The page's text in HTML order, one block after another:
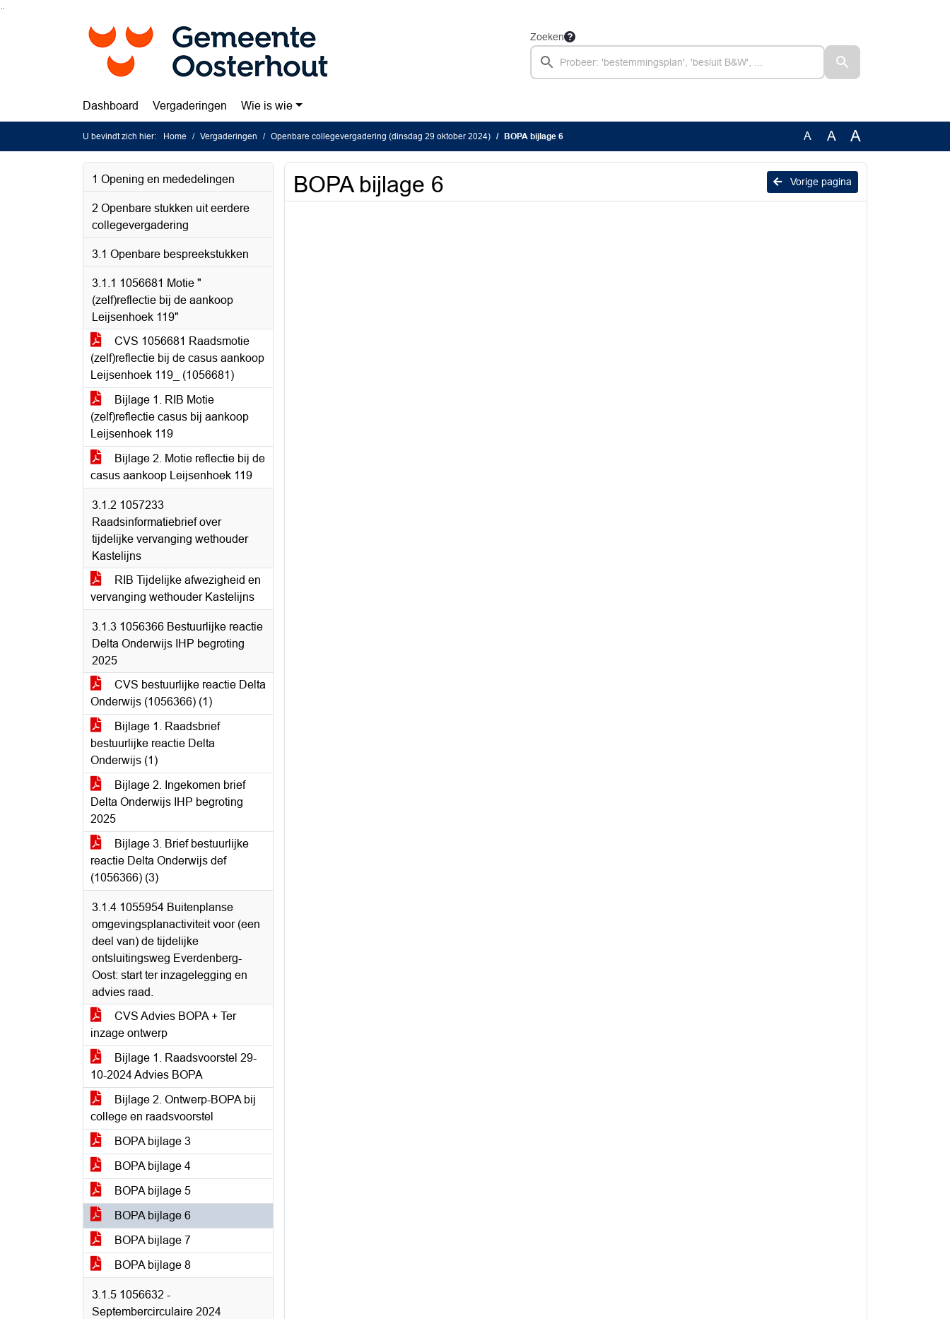
Zoeken
Dashboard Vergaderingen Wie is wie
U bevindt zich hier: Home Vergaderingen Openbare collegevergadering (dinsdag 29 oktober 2024) BOPA bijlage 6 A A A
1 Opening en mededelingen
2 Openbare stukken uit eerdere
collegevergadering
3.1 Openbare bespreekstukken
3.1.1 1056681 Motie "
(zelf)reflectie bij de aankoop
Leijsenhoek 119"
CVS 1056681 Raadsmotie
(zelf)reflectie bij de casus aankoop
Leijsenhoek 119_ (1056681)
Bijlage 1. RIB Motie
(zelf)reflectie casus bij aankoop
Leijsenhoek 119
Bijlage 2. Motie reflectie bij de
casus aankoop Leijsenhoek 119
3.1.2 1057233
Raadsinformatiebrief over
tijdelijke vervanging wethouder
Kastelijns
RIB Tijdelijke afwezigheid en
vervanging wethouder Kastelijns
3.1.3 1056366 Bestuurlijke reactie
Delta Onderwijs IHP begroting
2025
CVS bestuurlijke reactie Delta
Onderwijs (1056366) (1)
Bijlage 1. Raadsbrief
bestuurlijke reactie Delta
Onderwijs (1)
Bijlage 2. Ingekomen brief
Delta Onderwijs IHP begroting
2025
Bijlage 3. Brief bestuurlijke
reactie Delta Onderwijs def
(1056366) (3)
3.1.4 1055954 Buitenplanse
omgevingsplanactiviteit voor (een
deel van) de tijdelijke
ontsluitingsweg Everdenberg-
Oost: start ter inzagelegging en
advies raad.
CVS Advies BOPA + Ter
inzage ontwerp
Bijlage 1. Raadsvoorstel 29-
10-2024 Advies BOPA
Bijlage 2. Ontwerp-BOPA bij
college en raadsvoorstel
BOPA bijlage 3
BOPA bijlage 4
BOPA bijlage 5
BOPA bijlage 6
BOPA bijlage 7
BOPA bijlage 8
3.1.5 1056632 -
Septembercirculaire 2024
Vorige pagina
BOPA bijlage 6